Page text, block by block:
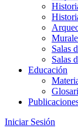
Salas
Salas
Educación
Iniciar Sesión